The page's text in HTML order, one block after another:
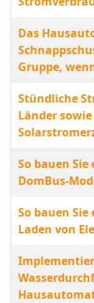
Das
Gruppe,
Stündliche
Länder
So bauen
DomBus-
So bauen
Laden von